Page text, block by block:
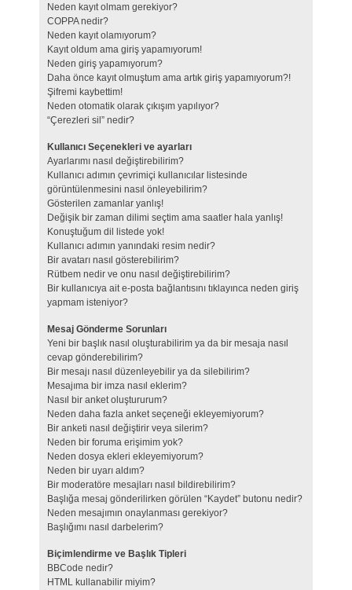
Neden kayıt olmam gerekiyor?
COPPA nedir?
Neden kayıt olamıyorum?
Kayıt oldum ama giriş yapamıyorum!
Neden giriş yapamıyorum?
Daha önce kayıt olmuştum ama artık giriş yapamıyorum?!
Şifremi kaybettim!
Neden otomatik olarak çıkışım yapılıyor?
“Çerezleri sil” nedir?
Kullanıcı Seçenekleri ve ayarları
Ayarlarımı nasıl değiştirebilirim?
Kullanıcı adımın çevrimiçi kullanıcılar listesinde
görüntülenmesini nasıl önleyebilirim?
Gösterilen zamanlar yanlış!
Değişik bir zaman dilimi seçtim ama saatler hala yanlış!
Konuştuğum dil listede yok!
Kullanıcı adımın yanındaki resim nedir?
Bir avatarı nasıl gösterebilirim?
Rütbem nedir ve onu nasıl değiştirebilirim?
Bir kullanıcıya ait e-posta bağlantısını tıklayınca neden giriş
yapmam isteniyor?
Mesaj Gönderme Sorunları
Yeni bir başlık nasıl oluşturabilirim ya da bir mesaja nasıl
cevap gönderebilirim?
Bir mesajı nasıl düzenleyebilir ya da silebilirim?
Mesajıma bir imza nasıl eklerim?
Nasıl bir anket oluştururum?
Neden daha fazla anket seçeneği ekleyemiyorum?
Bir anketi nasıl değiştirir veya silerim?
Neden bir foruma erişimim yok?
Neden dosya ekleri ekleyemiyorum?
Neden bir uyarı aldım?
Bir moderatöre mesajları nasıl bildirebilirim?
Başlığa mesaj gönderilirken görülen “Kaydet” butonu nedir?
Neden mesajımın onaylanması gerekiyor?
Başlığımı nasıl darbelerim?
Biçimlendirme ve Başlık Tipleri
BBCode nedir?
HTML kullanabilir miyim?